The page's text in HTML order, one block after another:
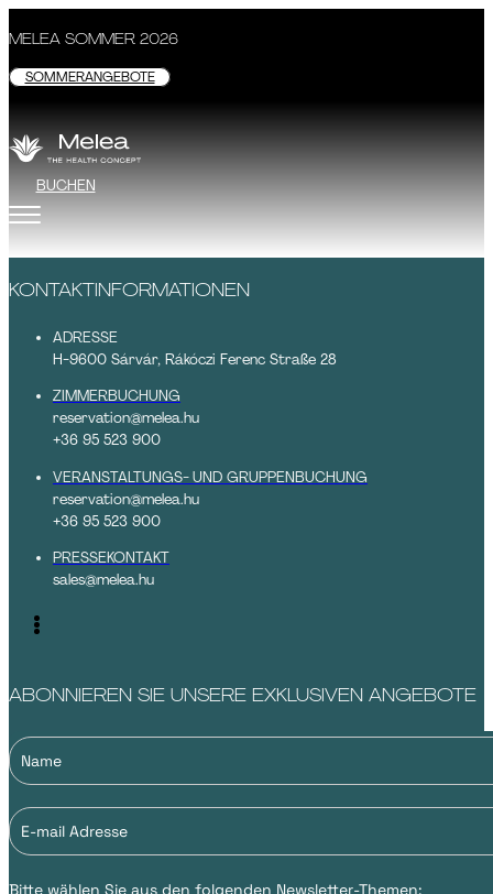
MELEA SOMMER 2026
SOMMERANGEBOTE
BUCHEN
KONTAKTINFORMATIONEN
ADRESSE
H-9600 Sárvár, Rákóczi Ferenc Straße 28
ZIMMERBUCHUNG
reservation@melea.hu
+36 95 523 900
VERANSTALTUNGS- UND GRUPPENBUCHUNG
reservation@melea.hu
+36 95 523 900
PRESSEKONTAKT
sales@melea.hu
ABONNIEREN SIE UNSERE EXKLUSIVEN ANGEBOTE
Bitte wählen Sie aus den folgenden Newsletter-Themen: